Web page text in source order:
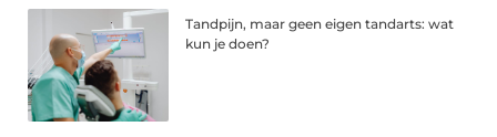
Tandpijn, maar geen eigen tandarts: wat
kun je doen?